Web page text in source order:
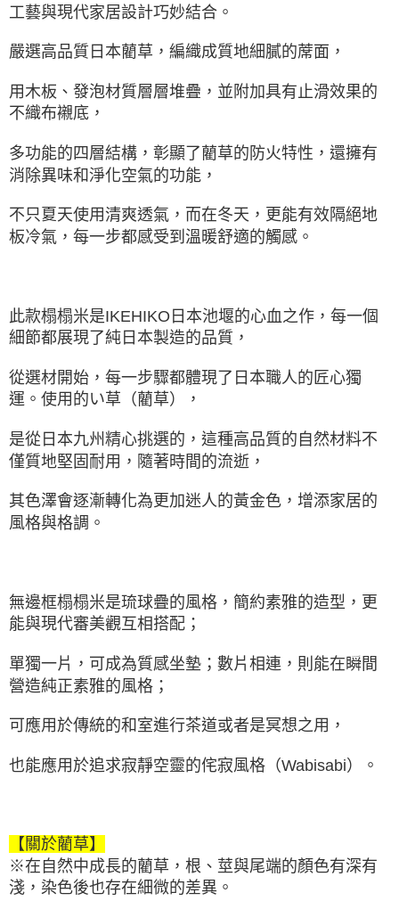
工藝與現代家居設計巧妙結合。
嚴選高品質日本藺草，編織成質地細膩的蓆面，
用木板、發泡材質層層堆疊，並附加具有止滑效果的
不織布襯底，
多功能的四層結構，彰顯了藺草的防火特性，還擁有
消除異味和淨化空氣的功能，
不只夏天使用清爽透氣，而在冬天，更能有效隔絕地
板冷氣，每一步都感受到溫暖舒適的觸感。
此款榻榻米是IKEHIKO日本池堰的心血之作，每一個
細節都展現了純日本製造的品質，
從選材開始，每一步驟都體現了日本職人的匠心獨
運。使用的い草（藺草），
是從日本九州精心挑選的，這種高品質的自然材料不
僅質地堅固耐用，隨著時間的流逝，
其色澤會逐漸轉化為更加迷人的黃金色，增添家居的
風格與格調。
無邊框榻榻米是琉球疊的風格，簡約素雅的造型，更
能與現代審美觀互相搭配；
單獨一片，可成為質感坐墊；數片相連，則能在瞬間
營造純正素雅的風格；
可應用於傳統的和室進行茶道或者是冥想之用，
也能應用於追求寂靜空靈的侘寂風格（Wabisabi）。
【關於藺草】
※在自然中成長的藺草，根、莖與尾端的顏色有深有
淺，染色後也存在細微的差異。